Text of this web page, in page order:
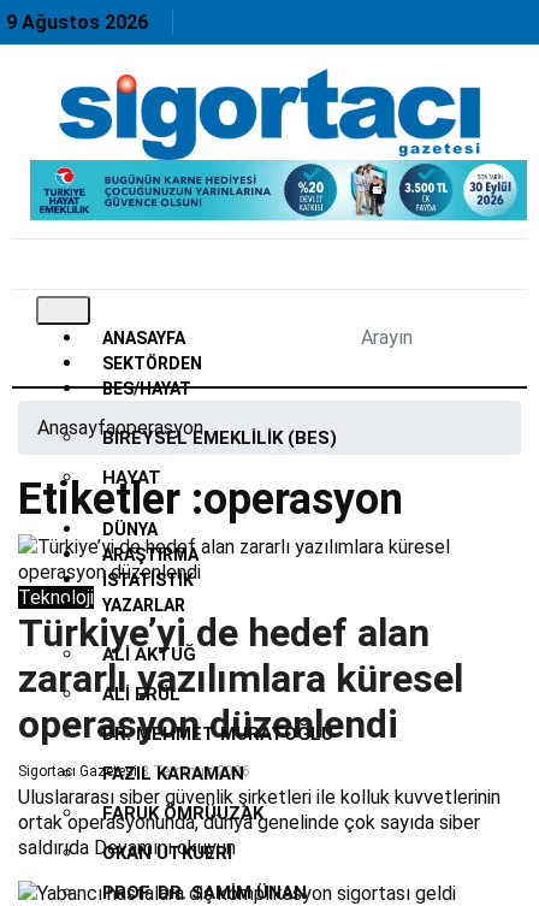
9 Ağustos 2026
ANASAYFA
SEKTÖRDEN
BES/HAYAT
BIREYSEL EMEKLILIK (BES)
HAYAT
DÜNYA
ARAŞTIRMA
İSTATISTIK
YAZARLAR
ALI AKTUĞ
ALI ERÜL
DR. MEHMET MURATOĞLU
FAZIL KARAMAN
FARUK ÖMRÜUZAK
OKAN UTKUERI
PROF. DR. SAMIM ÜNAN
Anasayfaoperasyon
Etiketler :operasyon
Teknoloji
Türkiye’yi de hedef alan
zararlı yazılımlara küresel
operasyon düzenlendi
Sigortacı Gazetesi 3 Temmuz 2026
Uluslararası siber güvenlik şirketleri ile kolluk kuvvetlerinin
ortak operasyonunda, dünya genelinde çok sayıda siber
saldırıda Devamını okuyun